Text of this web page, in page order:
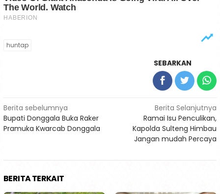
huntap
SEBARKAN
Navigasi
pos
Berita sebelumnya
Bupati Donggala Buka Raker
Pramuka Kwarcab Donggala
Berita Selanjutnya
Ramai Isu Penculikan,
Kapolda Sulteng Himbau
Jangan mudah Percaya
BERITA TERKAIT